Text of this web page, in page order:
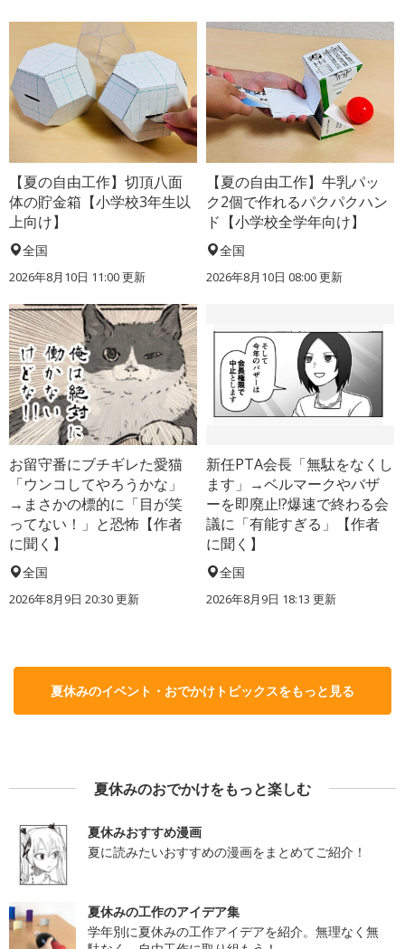
【夏の自由工作】切頂八面
体の貯金箱【小学校3年生以
上向け】
全国
2026年8月10日 11:00更新
【夏の自由工作】牛乳パッ
ク2個で作れるパクパクハン
ド【小学校全学年向け】
全国
2026年8月10日 08:00更新
お留守番にブチギレた愛猫
「ウンコしてやろうかな」
→まさかの標的に「目が笑
ってない！」と恐怖【作者
に聞く】
全国
2026年8月9日 20:30更新
新任PTA会長「無駄をなくし
ます」→ベルマークやバザ
ーを即廃止!?爆速で終わる会
議に「有能すぎる」【作者
に聞く】
全国
2026年8月9日 18:13 更新
夏休みのイベント・おでかけトピックスをもっと見る
夏休みのおでかけをもっと楽しむ
夏休みおすすめ漫画
夏に読みたいおすすめの漫画をまとめてご紹介！
夏休みの工作のアイデア集
学年別に夏休みの工作アイデアを紹介。無理なく無